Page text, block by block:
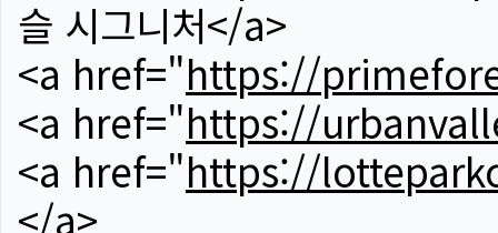
슬 시그니처</a>
<a href="https://
<a href="https://
<a href="https://
</a>